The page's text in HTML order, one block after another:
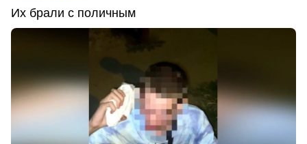
Их брали с поличным